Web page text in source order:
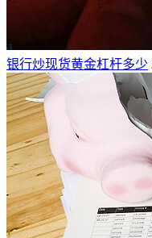
银行炒现货黄金杠杆多少